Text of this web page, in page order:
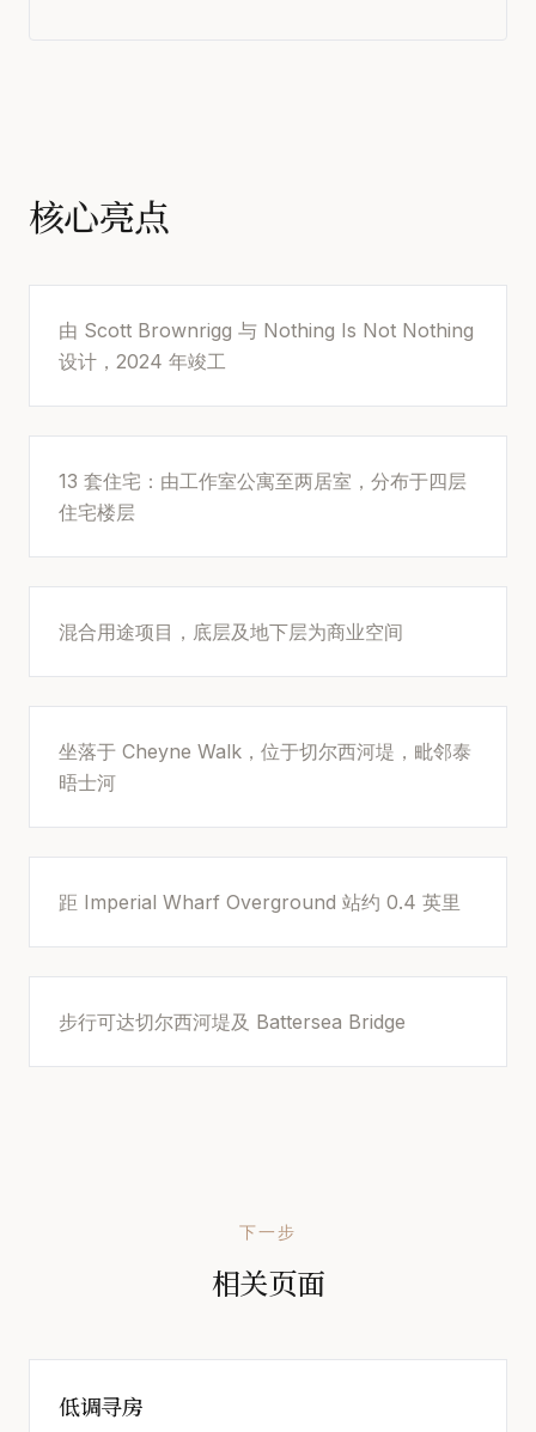
核心亮点
由 Scott Brownrigg 与 Nothing Is Not Nothing
设计，2024 年竣工
13 套住宅：由工作室公寓至两居室，分布于四层
住宅楼层
混合用途项目，底层及地下层为商业空间
坐落于 Cheyne Walk，位于切尔西河堤，毗邻泰
晤士河
距 Imperial Wharf Overground 站约 0.4 英里
步行可达切尔西河堤及 Battersea Bridge
下一步
相关页面
低调寻房